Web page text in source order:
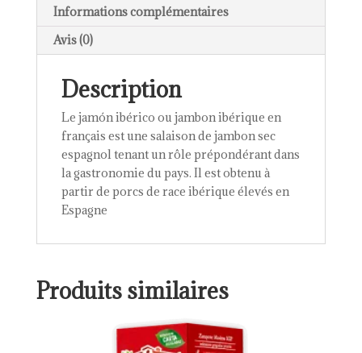
Informations complémentaires
Avis (0)
Description
Le jamón ibérico ou jambon ibérique en
français est une salaison de jambon sec
espagnol tenant un rôle prépondérant dans
la gastronomie du pays. Il est obtenu à
partir de porcs de race ibérique élevés en
Espagne
Produits similaires